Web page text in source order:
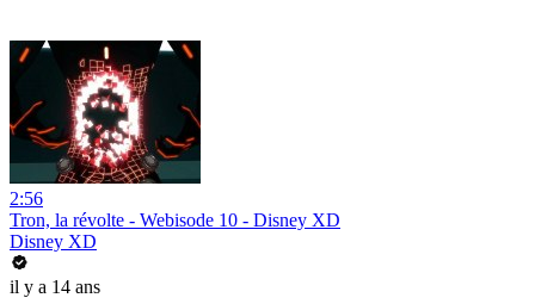
2:56
Tron, la révolte - Webisode 10 - Disney XD
Disney XD
il y a 14 ans